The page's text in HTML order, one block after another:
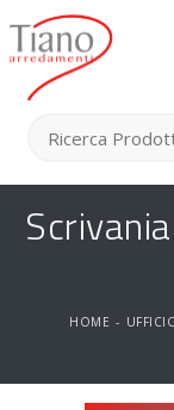
HOME -